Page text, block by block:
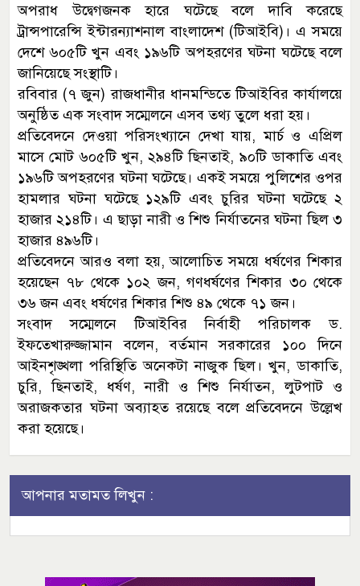
অপরাধ উদ্বেগজনক হারে ঘটেছে বলে দাবি করেছে
ট্রান্সপারেন্সি ইন্টারন্যাশনাল বাংলাদেশ (টিআইবি)। এ সময়ে
দেশে ৬০৫টি খুন এবং ১৯৬টি অপহরণের ঘটনা ঘটেছে বলে
জানিয়েছে সংস্থাটি।
রবিবার (৭ জুন) রাজধানীর ধানমন্ডিতে টিআইবির কার্যালয়ে
অনুষ্ঠিত এক সংবাদ সম্মেলনে এসব তথ্য তুলে ধরা হয়।
প্রতিবেদনে দেওয়া পরিসংখ্যানে দেখা যায়, মার্চ ও এপ্রিল
মাসে মোট ৬০৫টি খুন, ২৯৪টি ছিনতাই, ৯০টি ডাকাতি এবং
১৯৬টি অপহরণের ঘটনা ঘটেছে। একই সময়ে পুলিশের ওপর
হামলার ঘটনা ঘটেছে ১২৯টি এবং চুরির ঘটনা ঘটেছে ২
হাজার ২১৪টি। এ ছাড়া নারী ও শিশু নির্যাতনের ঘটনা ছিল ৩
হাজার ৪৯৬টি।
প্রতিবেদনে আরও বলা হয়, আলোচিত সময়ে ধর্ষণের শিকার
হয়েছেন ৭৮ থেকে ১০২ জন, গণধর্ষণের শিকার ৩০ থেকে
৩৬ জন এবং ধর্ষণের শিকার শিশু ৪৯ থেকে ৭১ জন।
সংবাদ সম্মেলনে টিআইবির নির্বাহী পরিচালক ড.
ইফতেখারুজ্জামান বলেন, বর্তমান সরকারের ১০০ দিনে
আইনশৃঙ্খলা পরিস্থিতি অনেকটা নাজুক ছিল। খুন, ডাকাতি,
চুরি, ছিনতাই, ধর্ষণ, নারী ও শিশু নির্যাতন, লুটপাট ও
অরাজকতার ঘটনা অব্যাহত রয়েছে বলে প্রতিবেদনে উল্লেখ
করা হয়েছে।
আপনার মতামত লিখুন :